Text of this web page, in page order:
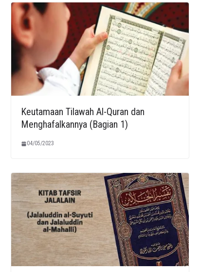
Keutamaan Tilawah Al-Quran dan
Menghafalkannya (Bagian 1)
04/05/2023